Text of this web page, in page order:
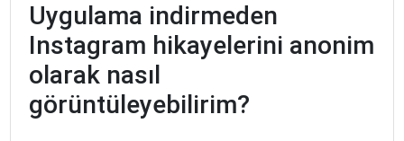
Uygulama indirmeden
Instagram hikayelerini anonim
olarak nasıl
görüntüleyebilirim?